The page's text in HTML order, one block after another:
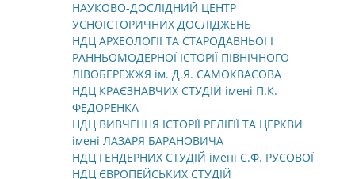
НАУКОВО-ДОСЛІДНИЙ ЦЕНТР
УСНОІСТОРИЧНИХ ДОСЛІДЖЕНЬ
НДЦ АРХЕОЛОГІЇ ТА СТАРОДАВНЬОЇ І
РАННЬОМОДЕРНОЇ ІСТОРІЇ ПІВНІЧНОГО
ЛІВОБЕРЕЖЖЯ ім. Д.Я. САМОКВАСОВА
НДЦ КРАЄЗНАВЧИХ СТУДІЙ імені П.К.
ФЕДОРЕНКА
НДЦ ВИВЧЕННЯ ІСТОРІЇ РЕЛІГІЇ ТА ЦЕРКВИ
імені ЛАЗАРЯ БАРАНОВИЧА
НДЦ ГЕНДЕРНИХ СТУДІЙ імені С.Ф. РУСОВОЇ
НДЦ ЄВРОПЕЙСЬКИХ СТУДІЙ